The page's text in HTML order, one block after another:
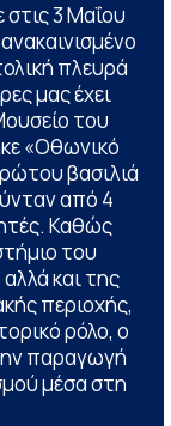
στις 3 Μαΐου
πλευρά
μας έχει
του
«Οθωνικό
βασιλιά
από 4
Καθώς
του
και της
περιοχής,
ρόλο, ο
παραγωγή
μέσα στη